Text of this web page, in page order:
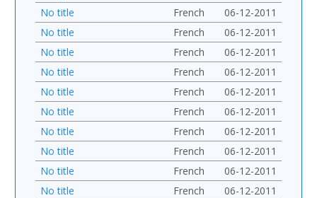
No title French
06-12-2011
No title
French
06-12-2011
No title
French
06-12-2011
No title
French
06-12-2011
No title
French
06-12-2011
No title
French
06-12-2011
No title
French
06-12-2011
No title
French
06-12-2011
No title
French
06-12-2011
No title
French
06-12-2011